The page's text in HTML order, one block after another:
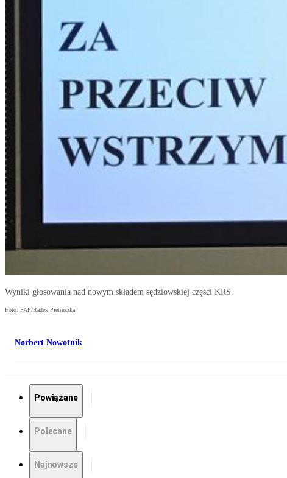
Wyniki głosowania nad nowym składem sędziowskiej części KRS.
Foto: PAP/Radek Pietruszka
Norbert Nowotnik
Powiązane
Polecane
Najnowsze